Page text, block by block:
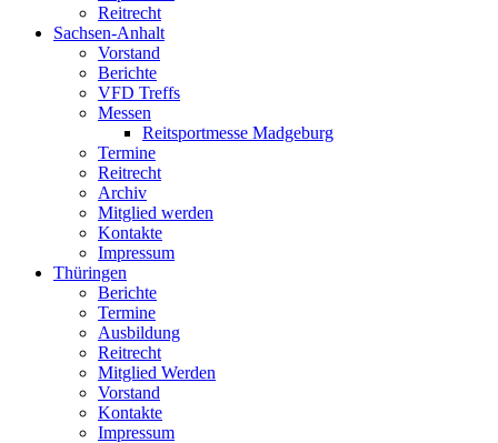
Reitrecht
Sachsen-Anhalt
Vorstand
Berichte
VFD Treffs
Messen
Reitsportmesse Madgeburg
Termine
Reitrecht
Archiv
Mitglied werden
Kontakte
Impressum
Thüringen
Berichte
Termine
Ausbildung
Reitrecht
Mitglied Werden
Vorstand
Kontakte
Impressum